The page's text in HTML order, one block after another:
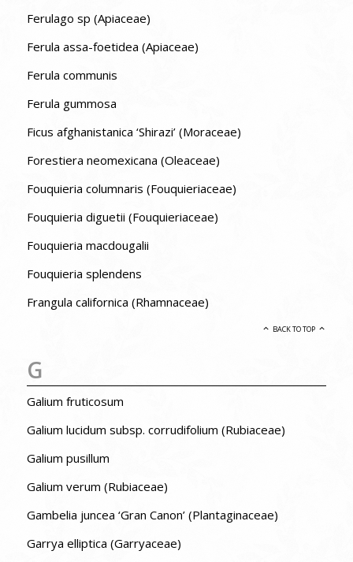
Ferulago sp (Apiaceae)
Ferula assa-foetidea (Apiaceae)
Ferula communis
Ferula gummosa
Ficus afghanistanica ‘Shirazi’ (Moraceae)
Forestiera neomexicana (Oleaceae)
Fouquieria columnaris (Fouquieriaceae)
Fouquieria diguetii (Fouquieriaceae)
Fouquieria macdougalii
Fouquieria splendens
Frangula californica (Rhamnaceae)
BACK TO TOP
G
Galium fruticosum
Galium lucidum subsp. corrudifolium (Rubiaceae)
Galium pusillum
Galium verum (Rubiaceae)
Gambelia juncea ‘Gran Canon’ (Plantaginaceae)
Garrya elliptica (Garryaceae)